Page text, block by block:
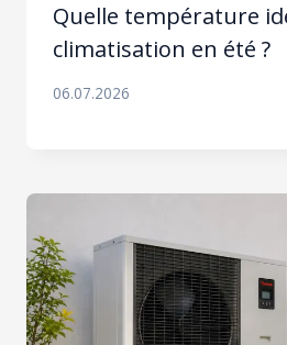
Quelle température
climatisation en été ?
06.07.2026